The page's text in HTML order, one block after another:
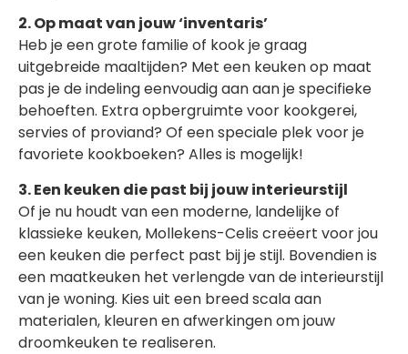
2. Op maat van jouw ‘inventaris’
Heb je een grote familie of kook je graag
uitgebreide maaltijden? Met een keuken op maat
pas je de indeling eenvoudig aan aan je specifieke
behoeften. Extra opbergruimte voor kookgerei,
servies of proviand? Of een speciale plek voor je
favoriete kookboeken? Alles is mogelijk!
3. Een keuken die past bij jouw interieurstijl
Of je nu houdt van een moderne, landelijke of
klassieke keuken, Mollekens-Celis creëert voor jou
een keuken die perfect past bij je stijl. Bovendien is
een maatkeuken het verlengde van de interieurstijl
van je woning. Kies uit een breed scala aan
materialen, kleuren en afwerkingen om jouw
droomkeuken te realiseren.